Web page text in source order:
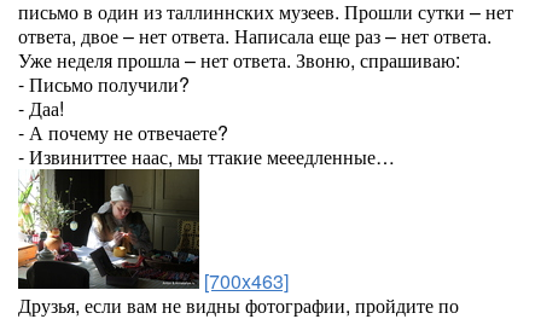
письмо в один из таллиннских музеев. Прошли сутки – нет
ответа, двое – нет ответа. Написала еще раз – нет ответа.
Уже неделя прошла – нет ответа. Звоню, спрашиваю:
- Письмо получили?
- Даа!
- А почему не отвечаете?
- Извиниттее наас, мы ттакие мееедленные…
[700x463]
Друзья, если вам не видны фотографии, пройдите по